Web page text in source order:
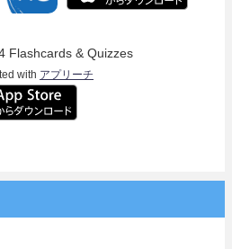
Flashcards & Quizzes
with アプリーチ